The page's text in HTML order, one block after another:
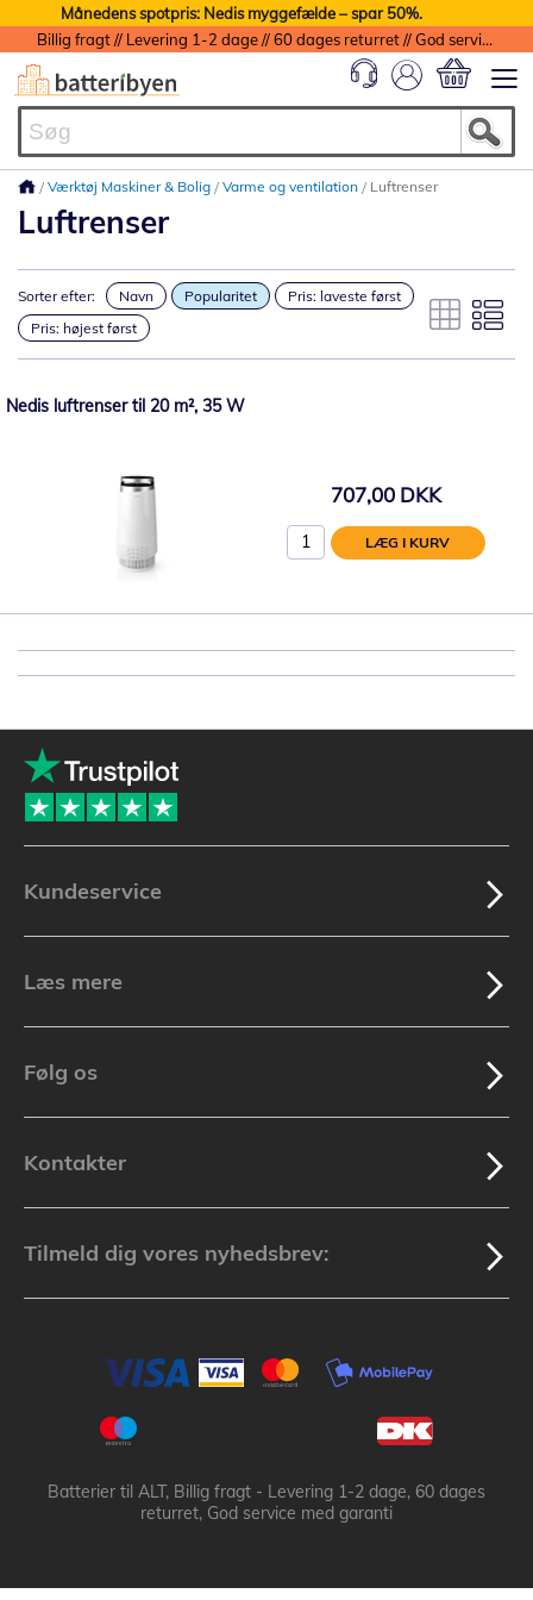
Månedens spotpris: Nedis myggefælde – spar 50%.
Billig fragt // Levering 1-2 dage // 60 dages returret // God service med garanti
Værktøj Maskiner & Bolig Varme og ventilation Luftrenser
Luftrenser
Sorter efter: Navn Popularitet
Pris: laveste først
Pris: højest først
Nedis luftrenser til 20 m², 35 W
707,00 DKK
LÆG I KURV
Kundeservice
Læs mere
Følg os
Kontakter
Tilmeld dig vores nyhedsbrev:
Batterier til ALT, Billig fragt - Levering 1-2 dage, 60 dages
returret, God service med garanti